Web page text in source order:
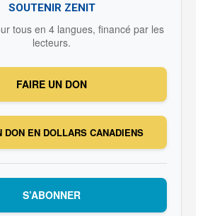
SOUTENIR ZENIT
tous en 4 langues, financé par les
lecteurs.
FAIRE UN DON
DON EN DOLLARS CANADIENS
S’ABONNER